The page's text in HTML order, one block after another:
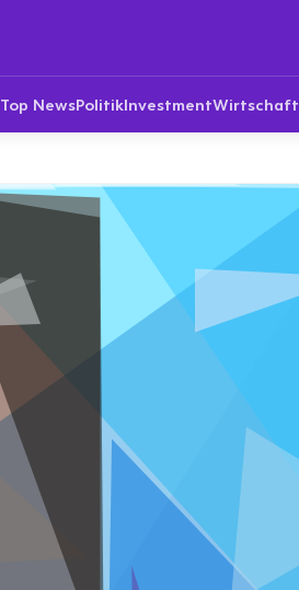
Top NewsPolitikInvestmentWirtschaft